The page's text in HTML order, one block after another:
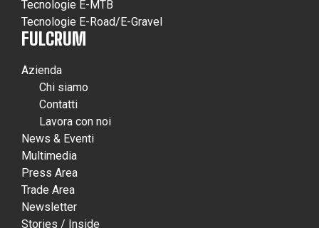
Tecnologie E-MTB
Tecnologie E-Road/E-Gravel
FULCRUM
Azienda
Chi siamo
Contatti
Lavora con noi
News & Eventi
Multimedia
Press Area
Trade Area
Newsletter
Stories / Inside